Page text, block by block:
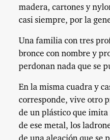
madera, cartones y
casi siempre, por la
Una familia con tres
bronce con nombre y
perdonan nada que se
En la misma cuadra y
corresponde, vive otro
de un plástico que imita
de ese metal, los